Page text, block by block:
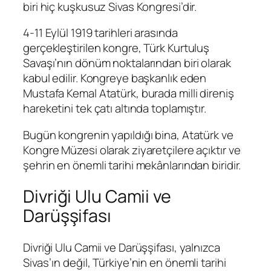
biri hiç kuşkusuz Sivas Kongresi’dir.
4-11 Eylül 1919 tarihleri arasında
gerçekleştirilen kongre, Türk Kurtuluş
Savaşı’nın dönüm noktalarından biri olarak
kabul edilir. Kongreye başkanlık eden
Mustafa Kemal Atatürk, burada milli direniş
hareketini tek çatı altında toplamıştır.
Bugün kongrenin yapıldığı bina, Atatürk ve
Kongre Müzesi olarak ziyaretçilere açıktır ve
şehrin en önemli tarihi mekânlarından biridir.
Divriği Ulu Camii ve
Darüşşifası
Divriği Ulu Camii ve Darüşşifası, yalnızca
Sivas’ın değil, Türkiye’nin en önemli tarihi